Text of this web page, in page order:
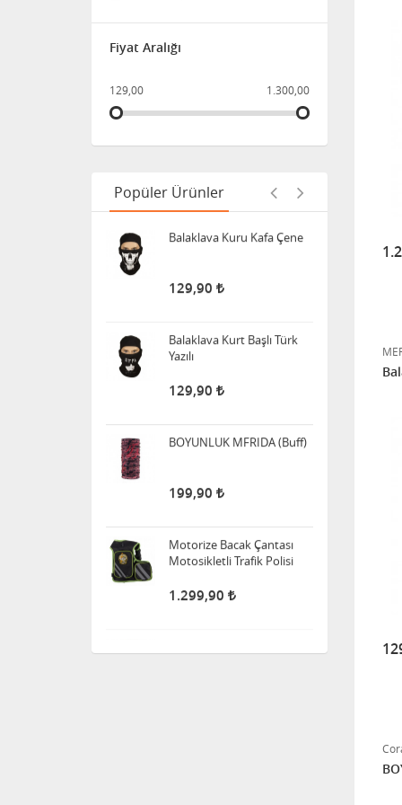
Fiyat Aralığı
129,00 1.300,00
Popüler Ürünler
Balaklava Siyah
Balaklava Kuru Kafa Çene
129,90
Balaklava Kurt Başlı Türk
129,90
BOYUNLUK MFRIDA (Buff)
199,90
Motorize Bacak Çantası
1.299,90
BOYUNLUK MAESTRO
199,90
BOYUNLUK PIRATE (Buff)